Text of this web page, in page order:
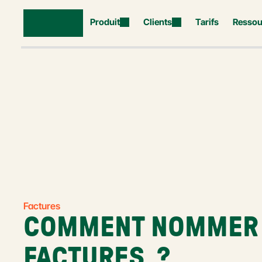
Produit Clients Tarifs
Factures
COMMENT